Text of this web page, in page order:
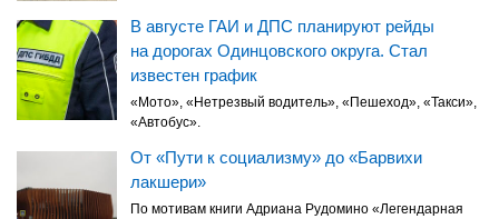
В августе ГАИ и ДПС планируют рейды
на дорогах Одинцовского округа. Стал
известен график
«Мото», «Нетрезвый водитель», «Пешеход», «Такси»,
«Автобус».
От «Пути к социализму» до «Барвихи
лакшери»
По мотивам книги Адриана Рудомино «Легендарная